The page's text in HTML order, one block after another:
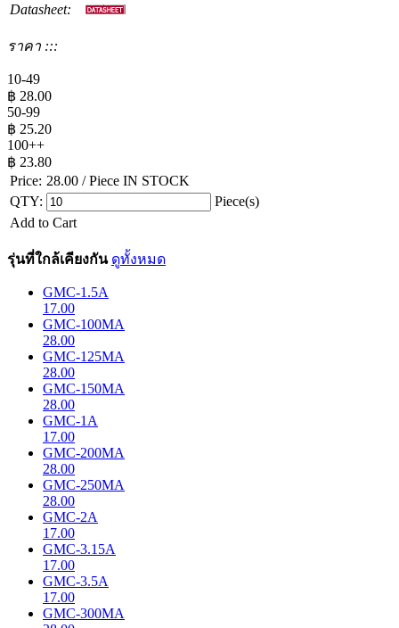
Datasheet:
ราคา :::
10-49
฿ 28.00
50-99
฿ 25.20
100++
฿ 23.80
Price: 28.00 / Piece IN STOCK
QTY:
Piece(s)
Add to Cart
รุ่นที่ใกล้เคียงกัน ดูทั้งหมด
GMC-1.5A
17.00
GMC-100MA
28.00
GMC-125MA
28.00
GMC-150MA
28.00
GMC-1A
17.00
GMC-200MA
28.00
GMC-250MA
28.00
GMC-2A
17.00
GMC-3.15A
17.00
GMC-3.5A
17.00
GMC-300MA